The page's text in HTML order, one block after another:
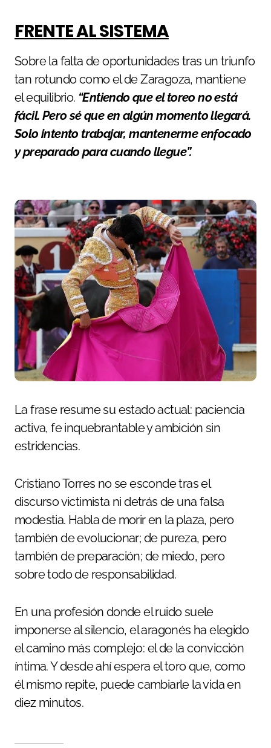
FRENTE AL SISTEMA
Sobre la falta de oportunidades tras un triunfo
tan rotundo como el de Zaragoza, mantiene
el equilibrio. “Entiendo que el toreo no está
fácil. Pero sé que en algún momento llegará.
Solo intento trabajar, mantenerme enfocado
y preparado para cuando llegue”.
La frase resume su estado actual: paciencia
activa, fe inquebrantable y ambición sin
estridencias.
Cristiano Torres no se esconde tras el
discurso victimista ni detrás de una falsa
modestia. Habla de morir en la plaza, pero
también de evolucionar; de pureza, pero
también de preparación; de miedo, pero
sobre todo de responsabilidad.
En una profesión donde el ruido suele
imponerse al silencio, el aragonés ha elegido
el camino más complejo: el de la convicción
íntima. Y desde ahí espera el toro que, como
él mismo repite, puede cambiarle la vida en
diez minutos.